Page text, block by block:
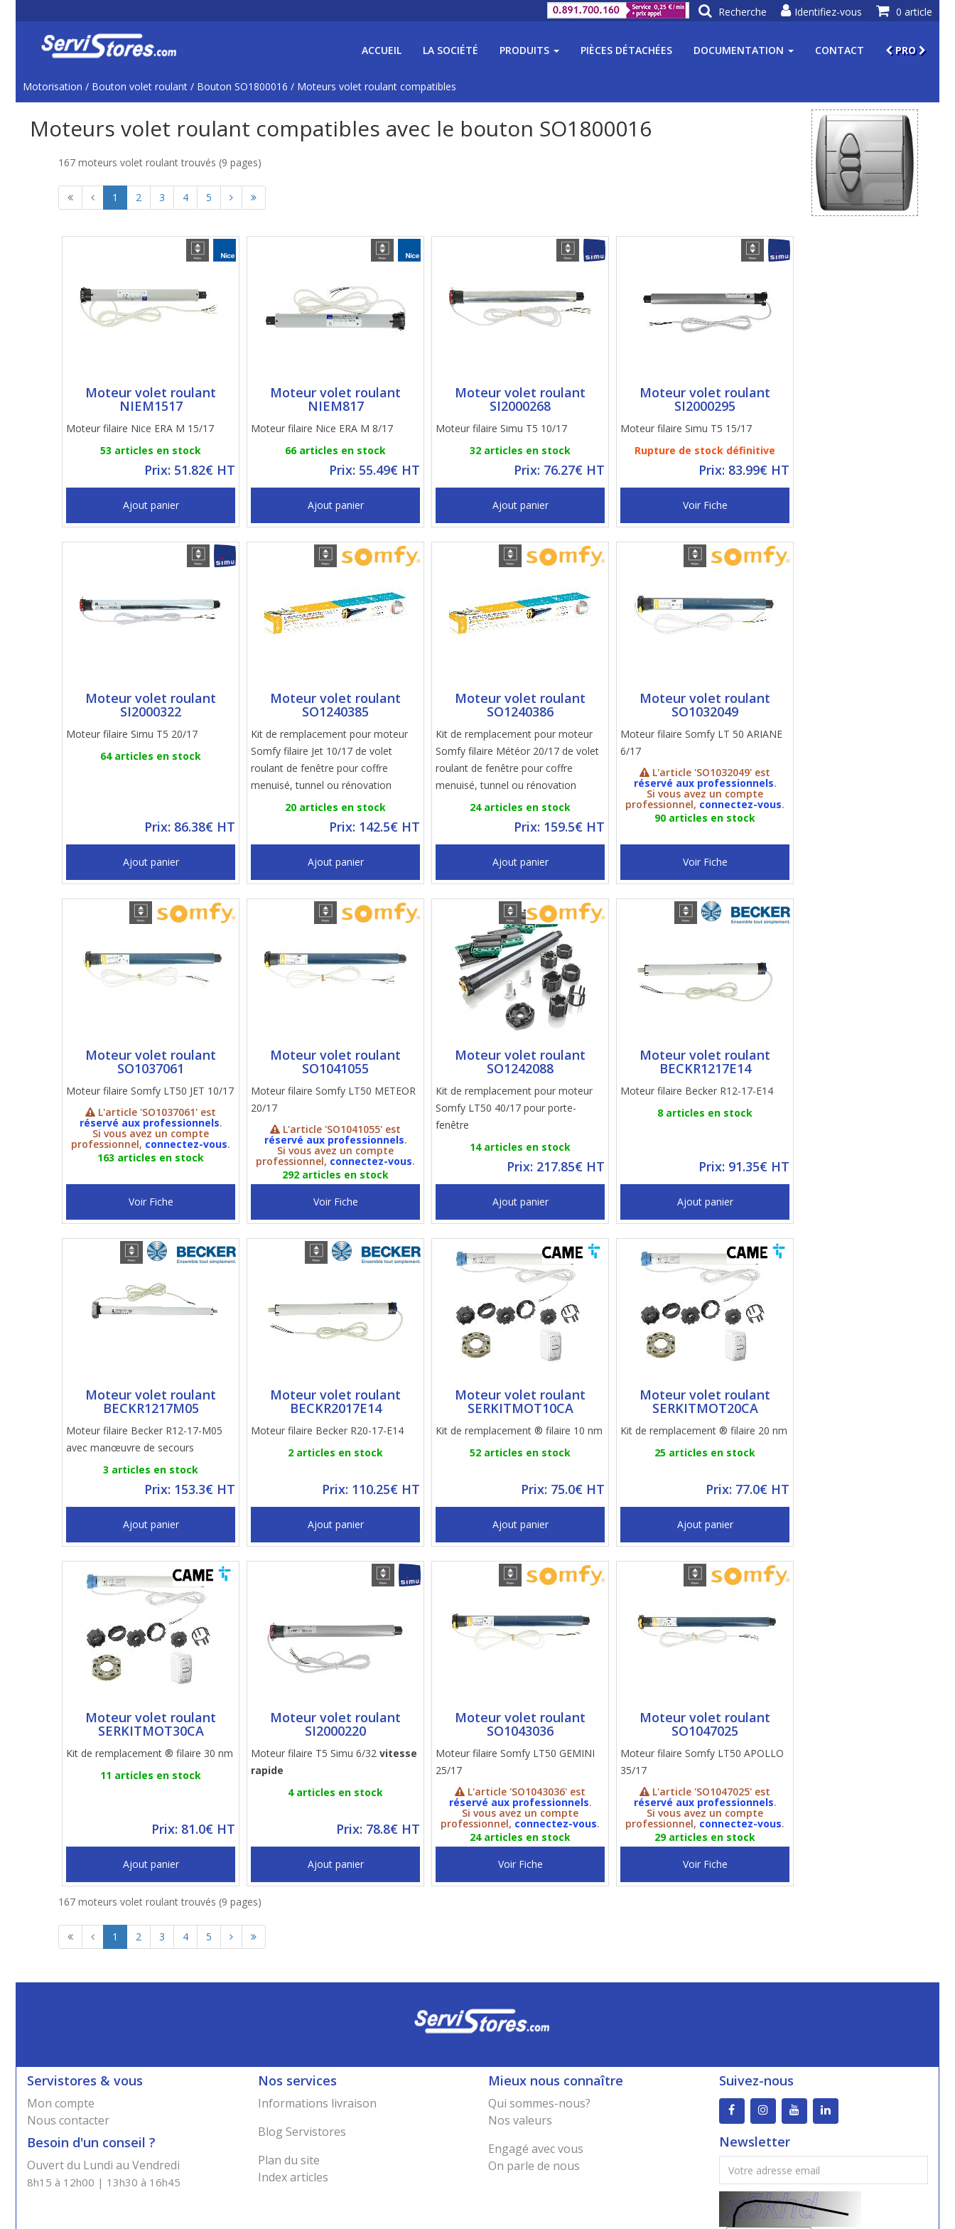
ACCUEIL LA SOCIÉTÉ PRODUITS PIÈCES DÉTACHÉES DOCUMENTATION CONTACT PRO
Motorisation / Bouton volet roulant / Bouton SO1800016 / Moteurs volet roulant compatibles
Moteurs volet roulant compatibles avec le bouton SO1800016
167 moteurs volet roulant trouvés (9 pages)
1 2 3 4 5
Moteur volet roulant
NIEM1517
Moteur filaire Nice ERA M 15/17
53 articles en stock
Prix: 51.82€ HT
Ajout panier
Moteur volet roulant
NIEM817
Moteur filaire Nice ERA M 8/17
66 articles en stock
Prix: 55.49€ HT
Ajout panier
Moteur volet roulant
SI2000268
Moteur filaire Simu T5 10/17
32 articles en stock
Prix: 76.27€ HT
Ajout panier
Moteur volet roulant
SI2000295
Moteur filaire Simu T5 15/17
Rupture de stock définitive
Prix: 83.99€ HT
Voir Fiche
Moteur volet roulant
SI2000322
Moteur filaire Simu T5 20/17
64 articles en stock
Prix: 86.38€ HT
Ajout panier
Moteur volet roulant
SO1240385
Kit de remplacement pour moteur
Somfy filaire Jet 10/17 de volet
roulant de fenêtre pour coffre
menuisé, tunnel ou rénovation
20 articles en stock
Prix: 142.5€ HT
Ajout panier
Moteur volet roulant
SO1240386
Kit de remplacement pour moteur
Somfy filaire Météor 20/17 de volet
roulant de fenêtre pour coffre
menuisé, tunnel ou rénovation
24 articles en stock
Prix: 159.5€ HT
Ajout panier
Moteur volet roulant
SO1032049
Moteur filaire Somfy LT 50 ARIANE
6/17
L'article 'SO1032049' est
réservé aux professionnels.
Si vous avez un compte
professionnel, connectez-vous.
90 articles en stock
Voir Fiche
Moteur volet roulant
SO1037061
Moteur filaire Somfy LT50 JET 10/17
L'article 'SO1037061' est
réservé aux professionnels.
Si vous avez un compte
professionnel, connectez-vous.
163 articles en stock
Voir Fiche
Moteur volet roulant
SO1041055
Moteur filaire Somfy LT50 METEOR
20/17
L'article 'SO1041055' est
réservé aux professionnels.
Si vous avez un compte
professionnel, connectez-vous.
292 articles en stock
Voir Fiche
Moteur volet roulant
SO1242088
Kit de remplacement pour moteur
Somfy LT50 40/17 pour porte-
fenêtre
14 articles en stock
Prix: 217.85€ HT
Ajout panier
Moteur volet roulant
BECKR1217E14
Moteur filaire Becker R12-17-E14
8 articles en stock
Prix: 91.35€ HT
Ajout panier
Moteur volet roulant
BECKR1217M05
Moteur filaire Becker R12-17-M05
avec manœuvre de secours
3 articles en stock
Prix: 153.3€ HT
Ajout panier
Moteur volet roulant
BECKR2017E14
Moteur filaire Becker R20-17-E14
2 articles en stock
Prix: 110.25€ HT
Ajout panier
Moteur volet roulant
SERKITMOT10CA
Kit de remplacement ® filaire 10 nm
52 articles en stock
Prix: 75.0€ HT
Ajout panier
Moteur volet roulant
SERKITMOT20CA
Kit de remplacement ® filaire 20 nm
25 articles en stock
Prix: 77.0€ HT
Ajout panier
Moteur volet roulant
SERKITMOT30CA
Kit de remplacement ® filaire 30 nm
11 articles en stock
Prix: 81.0€ HT
Ajout panier
Moteur volet roulant
SI2000220
Moteur filaire T5 Simu 6/32 vitesse
rapide
4 articles en stock
Prix: 78.8€ HT
Ajout panier
Moteur volet roulant
SO1043036
Moteur filaire Somfy LT50 GEMINI
25/17
L'article 'SO1043036' est
réservé aux professionnels.
Si vous avez un compte
professionnel, connectez-vous.
24 articles en stock
Voir Fiche
Moteur volet roulant
SO1047025
Moteur filaire Somfy LT50 APOLLO
35/17
L'article 'SO1047025' est
réservé aux professionnels.
Si vous avez un compte
professionnel, connectez-vous.
29 articles en stock
Voir Fiche
167 moteurs volet roulant trouvés (9 pages)
1 2 3 4 5
Servistores & vous
Mon compte
Nous contacter
Besoin d'un conseil ?
Ouvert du Lundi au Vendredi
8h15 à 12h00 | 13h30 à 16h45
Nos services
Informations livraison
Blog Servistores
Plan du site
Index articles
Mieux nous connaître
Qui sommes-nous?
Nos valeurs
Engagé avec vous
On parle de nous
Suivez-nous
Newsletter
0 article
Identifiez-vous
Recherche